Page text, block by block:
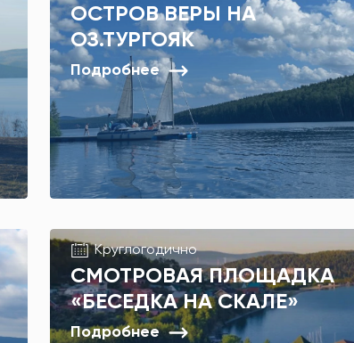
ОСТРОВ ВЕРЫ НА
ОЗ.ТУРГОЯК
Подробнее
Круглогодично
СМОТРОВАЯ ПЛОЩАДКА
«БЕСЕДКА НА СКАЛЕ»
Подробнее